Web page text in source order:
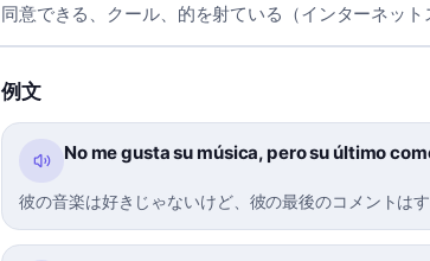
同意できる、クール、的を射ている（インターネット
例文
No me gusta su música, pero su último
彼の音楽は好きじゃないけど、彼の最後のコメントは